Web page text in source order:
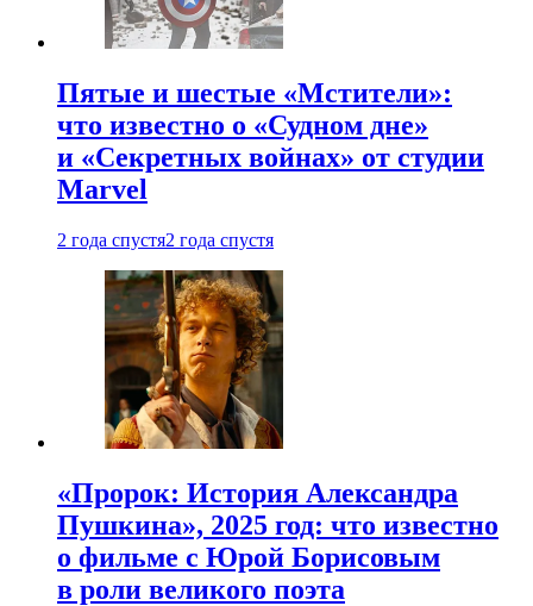
Пятые и шестые «Мстители»:
что известно о «Судном дне»
и «Секретных войнах» от студии
Marvel
2 года спустя2 года спустя
«Пророк: История Александра
Пушкина», 2025 год: что известно
о фильме с Юрой Борисовым
в роли великого поэта